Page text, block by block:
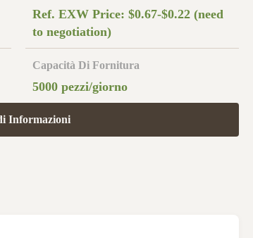
Ref. EXW Price: $0.67-$0.22 (need
to negotiation)
Capacità Di Fornitura
5000 pezzi/giorno
Informazioni